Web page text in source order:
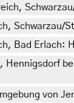
Schwarzau/
Bad Erlach:
Hennigsdorf
von